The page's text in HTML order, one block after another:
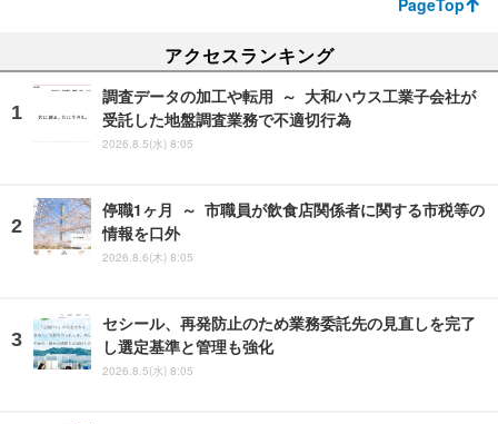
PageTop
アクセスランキング
調査データの加工や転用 ～ 大和ハウス工業子会社が
受託した地盤調査業務で不適切行為
2026.8.5(水) 8:05
停職1ヶ月 ～ 市職員が飲食店関係者に関する市税等の
情報を口外
2026.8.6(木) 8:05
セシール、再発防止のため業務委託先の見直しを完了
し選定基準と管理も強化
2026.8.5(水) 8:05